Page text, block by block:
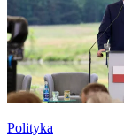
Polityka